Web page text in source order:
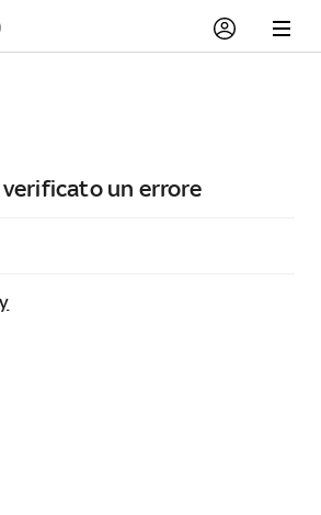
verificato un errore